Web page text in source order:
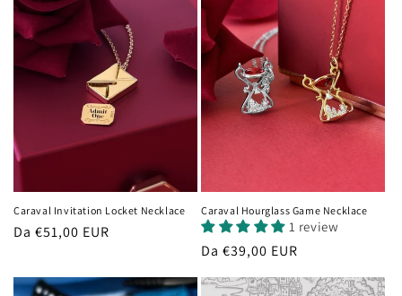
Caraval Invitation Locket Necklace
Prezzo
listino
Da €51,00 EUR
Caraval Hourglass Game Necklace
1 review
Prezzo
di
Da €39,00 EUR